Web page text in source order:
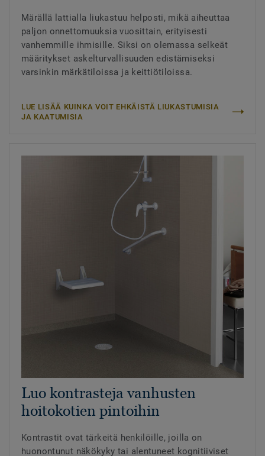
Märällä lattialla liukastuu helposti, mikä aiheuttaa
paljon onnettomuuksia vuosittain, erityisesti
vanhemmille ihmisille. Siksi on olemassa selkeät
määritykset askelturvallisuuden edistämiseksi
varsinkin märkätiloissa ja keittiötiloissa.
LUE LISÄÄ KUINKA VOIT EHKÄISTÄ LIUKASTUMISIA
JA KAATUMISIA
Luo kontrasteja vanhusten
hoitokotien pintoihin
Kontrastit ovat tärkeitä henkilöille, joilla on
huonontunut näkökyky tai alentuneet kognitiiviset